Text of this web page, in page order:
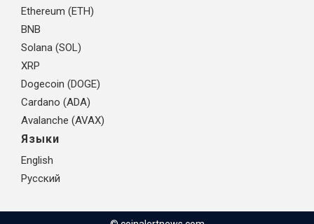
Ethereum (ETH)
BNB
Solana (SOL)
XRP
Dogecoin (DOGE)
Cardano (ADA)
Avalanche (AVAX)
Языки
English
Русский